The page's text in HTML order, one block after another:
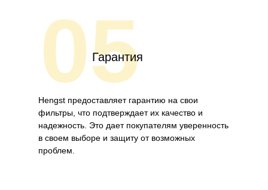
05
Гарантия
Hengst предоставляет гарантию на свои
фильтры, что подтверждает их качество и
надежность. Это дает покупателям уверенность
в своем выборе и защиту от возможных
проблем.